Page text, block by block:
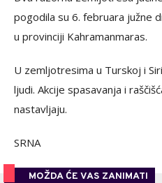
pogodila su 6. februara južne
u provinciji Kahramanmaras.
U zemljotresima u Turskoj i
ljudi. Akcije spasavanja i
nastavljaju.
SRNA
MOŽDA ĆE VAS ZANIMATI